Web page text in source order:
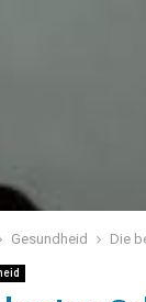
Gesundheid Die